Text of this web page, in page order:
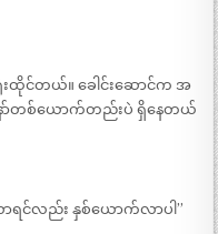
ထိုင်တယ်။ ခေါင်းဆောင်က အ
ော်တစ်ယောက်တည်းပဲ ရှိနေတယ်
ရင်လည်း နှစ်ယောက်လာပါ”